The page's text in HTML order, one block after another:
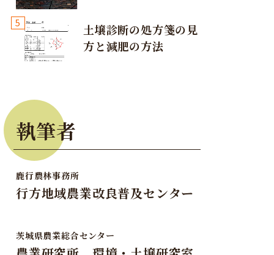
重要
一方、関東近在産への需要もあり、引き続き安定出荷と増
で競合が激化している。佐賀県の入荷が減少基調から関
に品質管理に注意
意しましょう！
5
土壌診断の処方箋の見
方と減肥の方法
執筆者
鹿行農林事務所
行方地域農業改良普及センター
茨城県農業総合センター